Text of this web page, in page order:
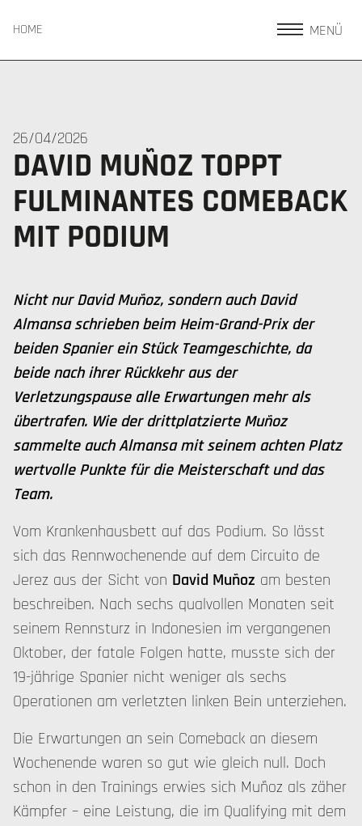
HOME MENÜ
26/04/2026
DAVID MUÑOZ TOPPT
FULMINANTES COMEBACK
MIT PODIUM
Nicht nur David Muñoz, sondern auch David
Almansa schrieben beim Heim-Grand-Prix der
beiden Spanier ein Stück Teamgeschichte, da
beide nach ihrer Rückkehr aus der
Verletzungspause alle Erwartungen mehr als
übertrafen. Wie der drittplatzierte Muñoz
sammelte auch Almansa mit seinem achten Platz
wertvolle Punkte für die Meisterschaft und das
Team.
Vom Krankenhausbett auf das Podium. So lässt
sich das Rennwochenende auf dem Circuito de
Jerez aus der Sicht von David Muñoz am besten
beschreiben. Nach sechs qualvollen Monaten seit
seinem Rennsturz in Indonesien im vergangenen
Oktober, der fatale Folgen hatte, musste sich der
19-jährige Spanier nicht weniger als sechs
Operationen am verletzten linken Bein unterziehen.
Die Erwartungen an sein Comeback an diesem
Wochenende waren so gut wie gleich null. Doch
schon in den Trainings erwies sich Muñoz als zäher
Kämpfer – eine Leistung, die im Qualifying mit dem